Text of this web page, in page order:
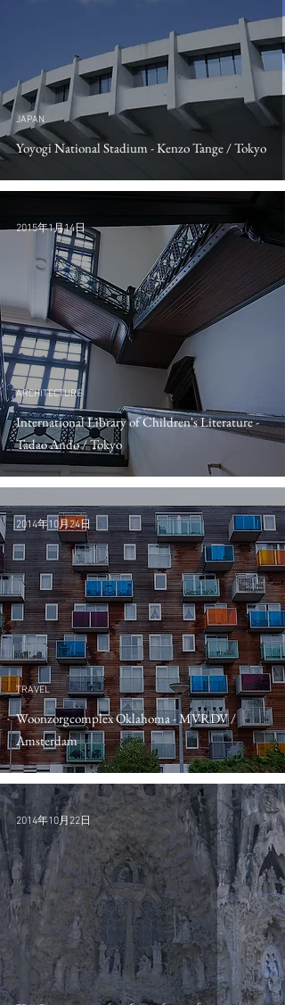
Yoyogi National Stadium - Kenzo Tange / Tokyo
JAPAN
International Library of Children's Literature -
Tadao Ando / Tokyo
ARCHITECTURE
2015年1月14日
Woonzorgcomplex Oklahoma - MVRDV /
Amsterdam
TRAVEL
2014年10月24日
2014年10月22日